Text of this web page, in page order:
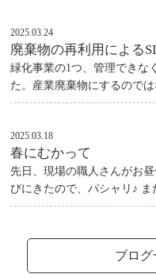
2025.03.24
廃棄物の再利用による
緑化事業の1つ、管理できな
た。産業廃棄物にするので
2025.03.18
春にむかって
先日、現場の職人さんがお
びにきたので、パシャリ♪ ま
ブロ